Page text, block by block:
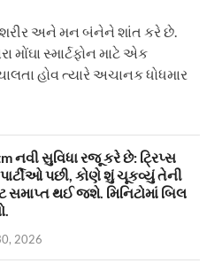
શરીર અને મન બંનેને શાંત કરે છે.
સ્માર્ટફોન માટે એક
હોવ ત્યારે અચાનક ધોધમાર
નવી સુવિધા રજૂ કરે છે: ટ્રિપ્સ
પછી, કોણે શું ચૂકવ્યું તેની
થઈ જશે. મિનિટોમાં બિલ
2026